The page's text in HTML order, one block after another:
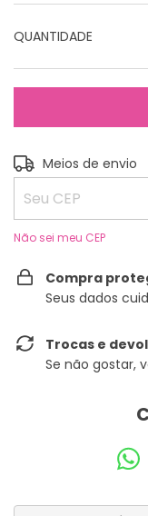
QUANTIDADE
Entregas para o CEP:
Meios de envio
Não sei meu CEP
Compra
Seus dados
Trocas e
Se não gostar,